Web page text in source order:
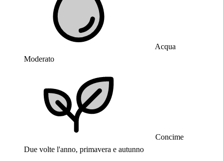
Acqua
Moderato
Concime
Due volte l'anno, primavera e autunno